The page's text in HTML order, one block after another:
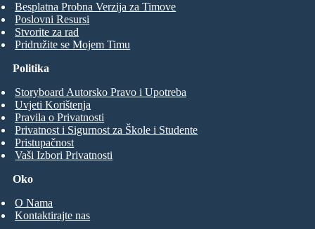
Besplatna Probna Verzija za Timove
Poslovni Resursi
Stvorite za rad
Pridružite se Mojem Timu
Oko
O Nama
Kontaktirajte nas
Politika
Storyboard Autorsko Pravo i Upotreba
Uvjeti Korištenja
Pravila o Privatnosti
Privatnost i Sigurnost za Škole i Studente
Pristupačnost
Vaši Izbori Privatnosti